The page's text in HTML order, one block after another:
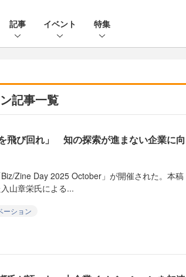
記事 イベント 特集
記事一覧
飛び回れ」 知の探索が進まない企業に向
Zine Day 2025 October」が開催された。本稿
山章栄氏による...
ーション